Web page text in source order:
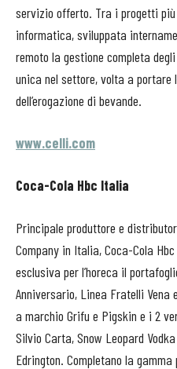
servizio offerto. Tra i progetti
informatica, sviluppata
remoto la gestione completa
unica nel settore, volta a portare
dell’erogazione di bevande.
www.celli.com
Coca-Cola Hbc Italia
Principale produttore e
Company in Italia, Coca-Cola
esclusiva per l’horeca il
Anniversario, Linea Fratelli Vena
a marchio Grifu e Pigskin e i 2
Silvio Carta, Snow Leopard
Edrington. Completano la